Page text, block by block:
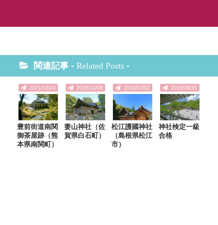
関連記事 - Related Posts -
2021/10/24
豊前街道南関
御茶屋跡（熊
本県南関町）
2019/12/08
妻山神社（佐
賀県白石町）
2018/07/02
松江護國神社
（島根県松江
市）
2019/08/31
神社検定一級
合格